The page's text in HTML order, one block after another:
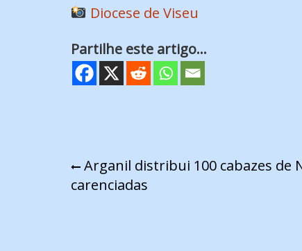
Diocese de Viseu
Partilhe este artigo...
Navegação
de
Arganil distribui 100 cabazes de
carenciadas